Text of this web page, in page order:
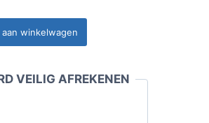
winkelwagen
VEILIG AFREKENEN